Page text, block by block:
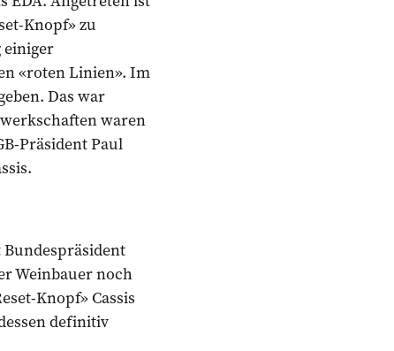
Knopf» zu
einiger
«roten Linien». Im
Das war
waren
Präsident Paul
Weinbauer noch
Knopf» Cassis
definitiv